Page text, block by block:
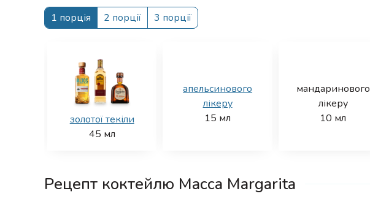
1 порція 2 порції 3 порції
золотої текіли
45 мл
апельсинового
лікеру
15 мл
мандаринового
лікеру
10 мл
Рецепт коктейлю Macca Margarita